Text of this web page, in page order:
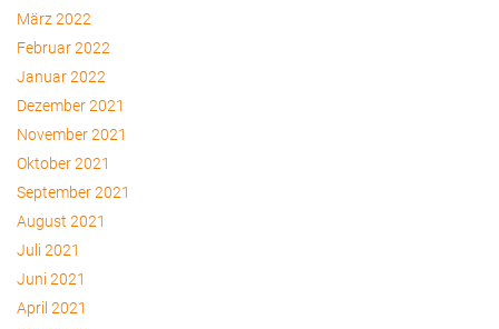
März 2022
Februar 2022
Januar 2022
Dezember 2021
November 2021
Oktober 2021
September 2021
August 2021
Juli 2021
Juni 2021
April 2021